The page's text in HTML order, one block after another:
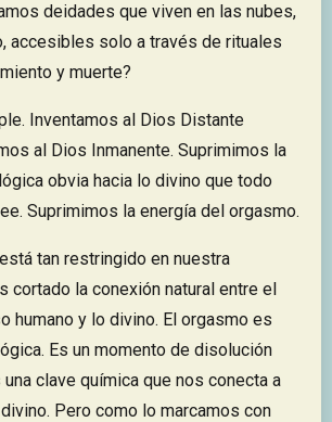
deidades que viven en las nubes,
accesibles solo a través de rituales
y muerte?
Inventamos al Dios Distante
al Dios Inmanente. Suprimimos la
obvia hacia lo divino que todo
Suprimimos la energía del orgasmo.
tan restringido en nuestra
cortado la conexión natural entre el
humano y lo divino. El orgasmo es
Es un momento de disolución
clave química que nos conecta a
Pero como lo marcamos con